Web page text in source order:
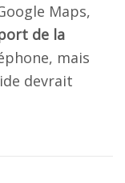
Maps,
de la
mais
devrait